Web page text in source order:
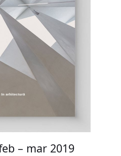
– mar 2019